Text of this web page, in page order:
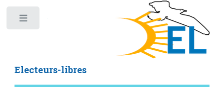
Electeurs-libres